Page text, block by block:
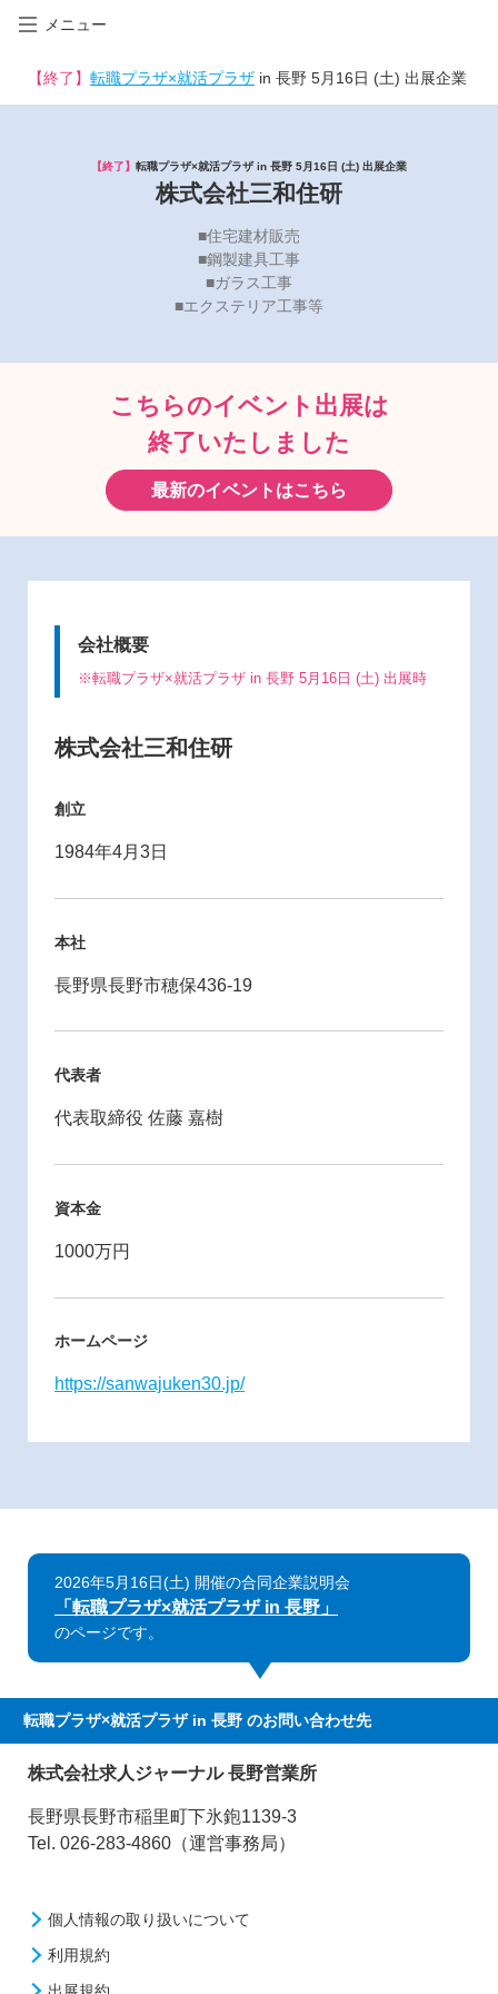
メニュー
【終了】 転職プラザ×就活プラザ in 長野 5月16日 (土) 出展企業
【終了】 転職プラザ×就活プラザ in 長野 5月16日 (土) 出展企業
株式会社三和住研
■住宅建材販売
■鋼製建具工事
■ガラス工事
■エクステリア工事等
こちらのイベント出展は
終了いたしました
最新のイベントはこちら
会社概要
※転職プラザ×就活プラザ in 長野 5月16日 (土) 出展時
株式会社三和住研
創立
1984年4月3日
本社
長野県長野市穂保436-19
代表者
代表取締役 佐藤 嘉樹
資本金
1000万円
ホームページ
https://sanwajuken30.jp/
2026年5月16日(土) 開催の合同企業説明会
「転職プラザ×就活プラザ in 長野」
のページです。
転職プラザ×就活プラザ in 長野 のお問い合わせ先
株式会社求人ジャーナル 長野営業所
長野県長野市稲里町下氷鉋1139-3
Tel. 026-283-4860（運営事務局）
個人情報の取り扱いについて
利用規約
出展規約